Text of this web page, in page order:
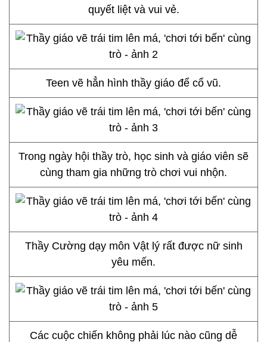
quyết liệt và vui vẻ.
Teen vẽ hẳn hình thầy giáo để cổ vũ.
Trong ngày hội thầy trò, học sinh và giáo viên sẽ
cùng tham gia những trò chơi vui nhộn.
Thầy Cường dạy môn Vật lý rất được nữ sinh
yêu mến.
Các cuộc chiến không phải lúc nào cũng dễ